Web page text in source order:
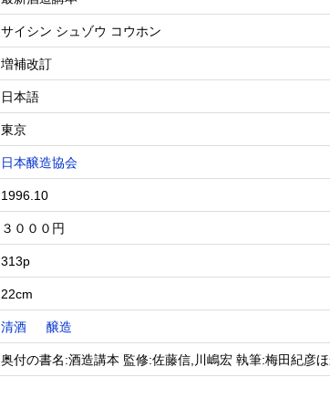
サイシン シュゾウ コウホン
増補改訂
日本語
東京
日本醸造協会
1996.10
３０００円
313p
22cm
清酒 醸造
奥付の書名:酒造講本 監修:佐藤信,川嶋宏 執筆:梅田紀彦